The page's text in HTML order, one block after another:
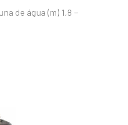
de água (m) 1,8 –